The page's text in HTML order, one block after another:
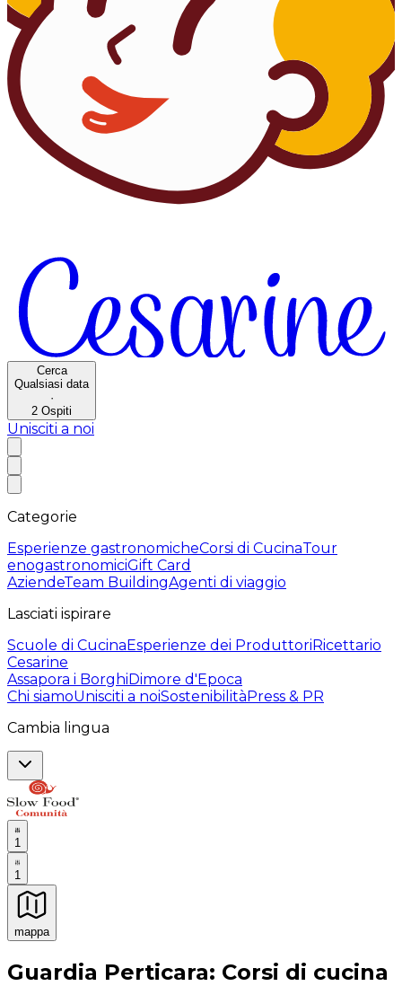
Cerca
Qualsiasi data
·
2 Ospiti
Unisciti a noi
Categorie
Esperienze gastronomicheCorsi di CucinaTour
enogastronomiciGift Card
AziendeTeam BuildingAgenti di viaggio
Lasciati ispirare
Scuole di CucinaEsperienze dei ProduttoriRicettario
Cesarine
Assapora i BorghiDimore d'Epoca
Chi siamoUnisciti a noiSostenibilitàPress & PR
Cambia lingua
1
1
mappa
Esperienze culinarie indimenticabili: Esperienze
Guardia Perticara: Corsi di cucina